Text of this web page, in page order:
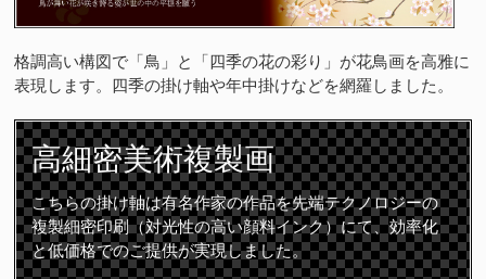
格調高い構図で「鳥」と「四季の花の彩り」が花鳥画を高雅に
表現します。四季の掛け軸や年中掛けなどを網羅しました。
高細密美術複製画
こちらの掛け軸は有名作家の作品を先端テクノロジーの
複製細密印刷（対光性の高い顔料インク）にて、効率化
と低価格でのご提供が実現しました。